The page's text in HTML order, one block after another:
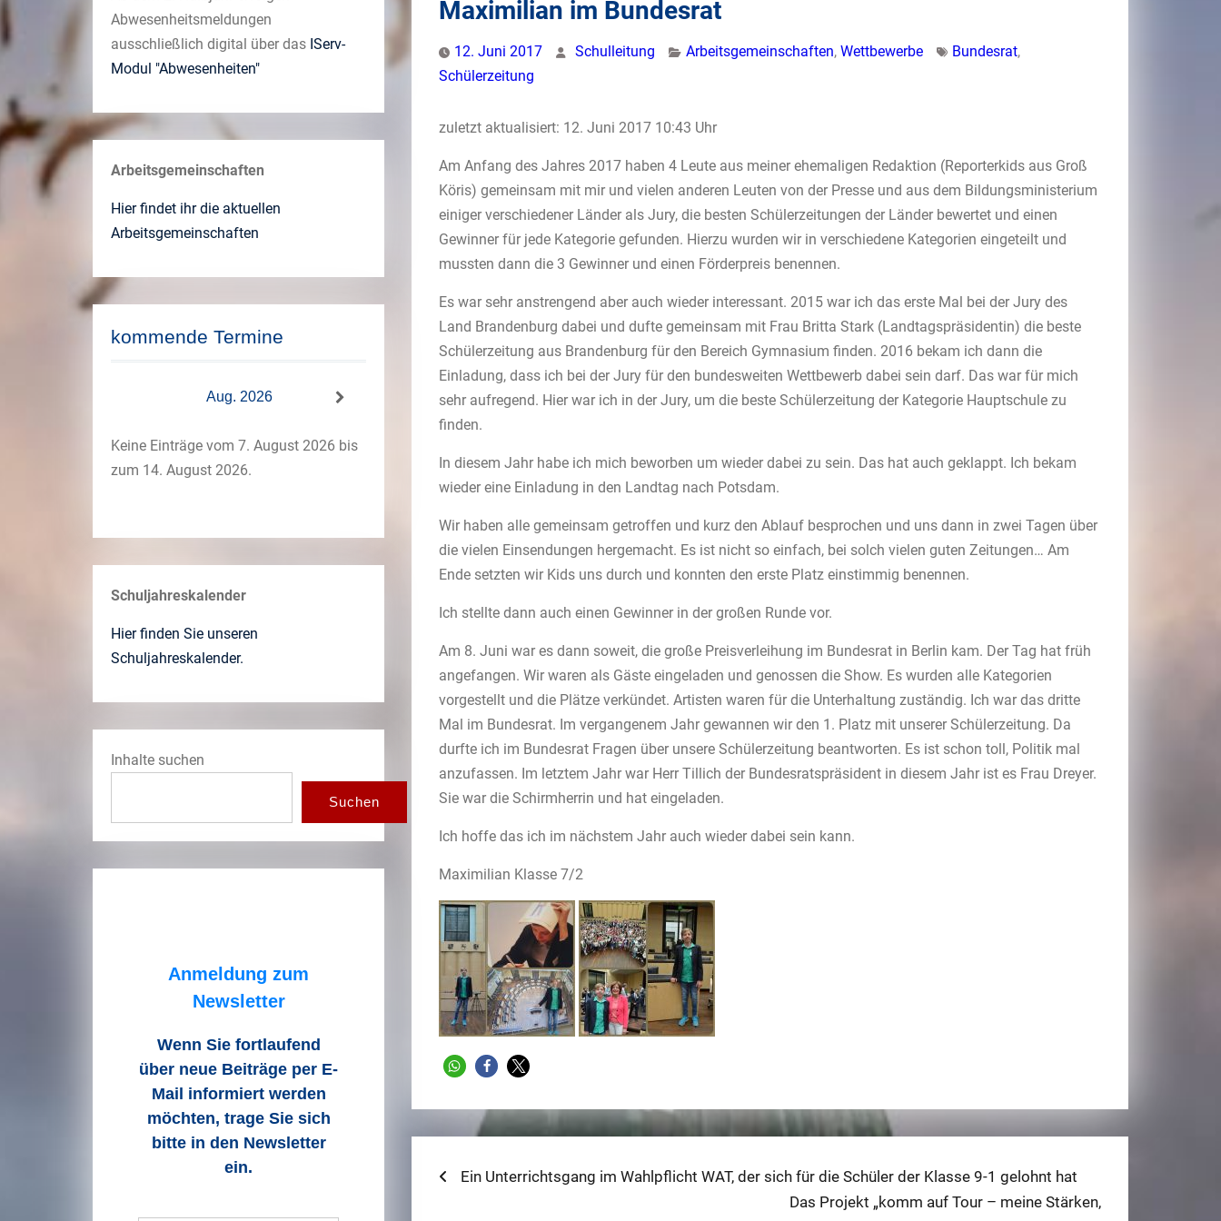
Maximilian im Bundesrat
12. Juni 2017 Schulleitung Arbeitsgemeinschaften, Wettbewerbe Bundesrat,
Schülerzeitung
zuletzt aktualisiert: 12. Juni 2017 10:43 Uhr
Am Anfang des Jahres 2017 haben 4 Leute aus meiner ehemaligen Redaktion (Reporterkids aus Groß
Köris) gemeinsam mit mir und vielen anderen Leuten von der Presse und aus dem Bildungsministerium
einiger verschiedener Länder als Jury, die besten Schülerzeitungen der Länder bewertet und einen
Gewinner für jede Kategorie gefunden. Hierzu wurden wir in verschiedene Kategorien eingeteilt und
mussten dann die 3 Gewinner und einen Förderpreis benennen.
Es war sehr anstrengend aber auch wieder interessant. 2015 war ich das erste Mal bei der Jury des
Land Brandenburg dabei und dufte gemeinsam mit Frau Britta Stark (Landtagspräsidentin) die beste
Schülerzeitung aus Brandenburg für den Bereich Gymnasium finden. 2016 bekam ich dann die
Einladung, dass ich bei der Jury für den bundesweiten Wettbewerb dabei sein darf. Das war für mich
sehr aufregend. Hier war ich in der Jury, um die beste Schülerzeitung der Kategorie Hauptschule zu
finden.
In diesem Jahr habe ich mich beworben um wieder dabei zu sein. Das hat auch geklappt. Ich bekam
wieder eine Einladung in den Landtag nach Potsdam.
Wir haben alle gemeinsam getroffen und kurz den Ablauf besprochen und uns dann in zwei Tagen über
die vielen Einsendungen hergemacht. Es ist nicht so einfach, bei solch vielen guten Zeitungen… Am
Ende setzten wir Kids uns durch und konnten den erste Platz einstimmig benennen.
Ich stellte dann auch einen Gewinner in der großen Runde vor.
Am 8. Juni war es dann soweit, die große Preisverleihung im Bundesrat in Berlin kam. Der Tag hat früh
angefangen. Wir waren als Gäste eingeladen und genossen die Show. Es wurden alle Kategorien
vorgestellt und die Plätze verkündet. Artisten waren für die Unterhaltung zuständig. Ich war das dritte
Mal im Bundesrat. Im vergangenem Jahr gewannen wir den 1. Platz mit unserer Schülerzeitung. Da
durfte ich im Bundesrat Fragen über unsere Schülerzeitung beantworten. Es ist schon toll, Politik mal
anzufassen. Im letztem Jahr war Herr Tillich der Bundesratspräsident in diesem Jahr ist es Frau Dreyer.
Sie war die Schirmherrin und hat eingeladen.
Ich hoffe das ich im nächstem Jahr auch wieder dabei sein kann.
Maximilian Klasse 7/2
Beitragsnavigation
Previous
Ein Unterrichtsgang im Wahlpflicht WAT, der sich für die Schüler der Klasse 9-1 gelohnt hat
Next
Das Projekt „komm auf Tour – meine Stärken,
Abwesenheitsmeldungen
ausschließlich digital über das IServ-
Modul "Abwesenheiten"
Arbeitsgemeinschaften
Hier findet ihr die aktuellen
Arbeitsgemeinschaften
kommende Termine
Aug. 2026
Keine Einträge vom 7. August 2026 bis
zum 14. August 2026.
Schuljahreskalender
Hier finden Sie unseren
Schuljahreskalender.
Inhalte suchen
Suchen
Anmeldung zum
Newsletter
Wenn Sie fortlaufend
über neue Beiträge per E-
Mail informiert werden
möchten, trage Sie sich
bitte in den Newsletter
ein.